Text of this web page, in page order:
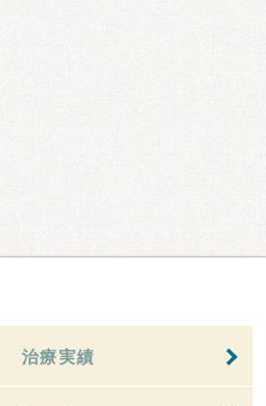
治療実績